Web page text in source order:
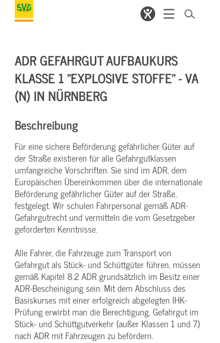
ADR GEFAHRGUT AUFBAUKURS
KLASSE 1 "EXPLOSIVE STOFFE" - VA
(N) IN NÜRNBERG
Beschreibung
Für eine sichere Beförderung gefährlicher Güter auf
der Straße existieren für alle Gefahrgutklassen
umfangreiche Vorschriften. Sie sind im ADR, dem
Europäischen Übereinkommen über die internationale
Beförderung gefährlicher Güter auf der Straße,
festgelegt. Wir schulen Fahrpersonal gemäß ADR-
Gefahrgutrecht und vermitteln die vom Gesetzgeber
geforderten Kenntnisse.
Alle Fahrer, die Fahrzeuge zum Transport von
Gefahrgut als Stück- und Schüttgüter führen, müssen
gemäß Kapitel 8.2 ADR grundsätzlich im Besitz einer
ADR-Bescheinigung sein. Mit dem Abschluss des
Basiskurses mit einer erfolgreich abgelegten IHK-
Prüfung erwirbt man die Berechtigung, Gefahrgut im
Stück- und Schüttgutverkehr (außer Klassen 1 und 7)
nach ADR mit Fahrzeugen zu befördern.